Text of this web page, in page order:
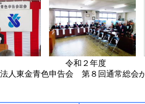
令和２年度
人東金青色申告会 第８回通常総会